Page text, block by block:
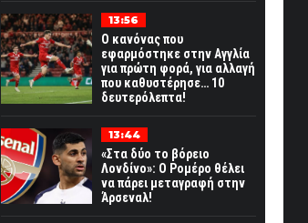
13:56
Ο κανόνας που
εφαρμόστηκε στην Αγγλία
για πρώτη φορά, για αλλαγή
που καθυστέρησε… 10
δευτερόλεπτα!
13:44
«Στα δύο το βόρειο
Λονδίνο»: Ο Ρομέρο θέλει
να πάρει μεταγραφή στην
Άρσεναλ!